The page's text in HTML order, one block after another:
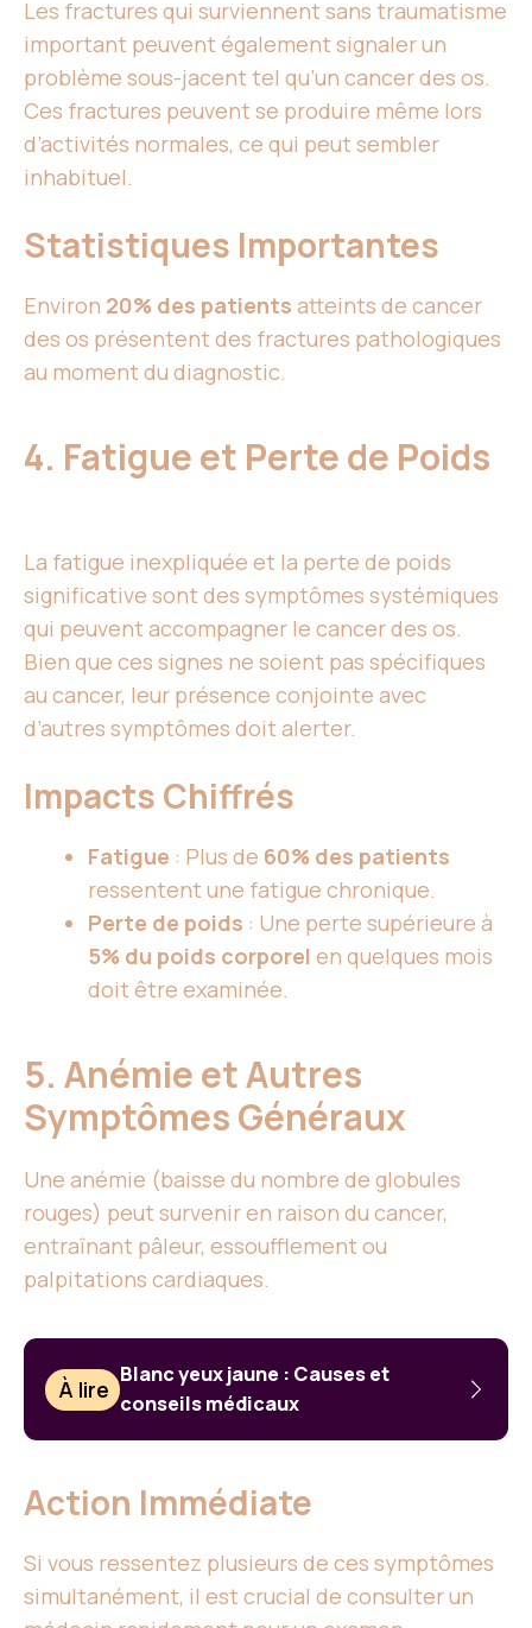
Les fractures qui surviennent sans traumatisme
important peuvent également signaler un
problème sous-jacent tel qu’un cancer des os.
Ces fractures peuvent se produire même lors
d’activités normales, ce qui peut sembler
inhabituel.
Statistiques Importantes
Environ 20% des patients atteints de cancer
des os présentent des fractures pathologiques
au moment du diagnostic.
4. Fatigue et Perte de Poids
La fatigue inexpliquée et la perte de poids
significative sont des symptômes systémiques
qui peuvent accompagner le cancer des os.
Bien que ces signes ne soient pas spécifiques
au cancer, leur présence conjointe avec
d’autres symptômes doit alerter.
Impacts Chiffrés
Fatigue : Plus de 60% des patients
ressentent une fatigue chronique.
Perte de poids : Une perte supérieure à
5% du poids corporel en quelques mois
doit être examinée.
5. Anémie et Autres
Symptômes Généraux
Une anémie (baisse du nombre de globules
rouges) peut survenir en raison du cancer,
entraînant pâleur, essoufflement ou
palpitations cardiaques.
À lire
Blanc yeux jaune : Causes et
conseils médicaux
Action Immédiate
Si vous ressentez plusieurs de ces symptômes
simultanément, il est crucial de consulter un